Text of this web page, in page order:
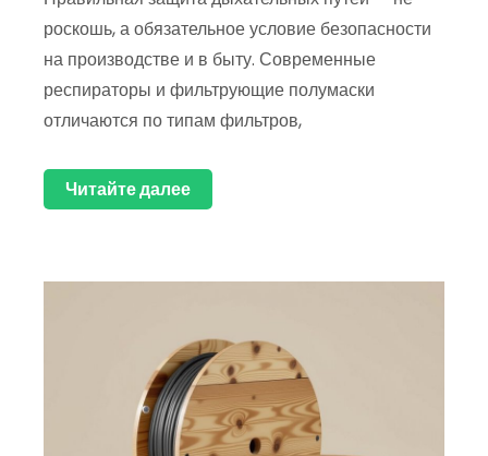
роскошь, а обязательное условие безопасности
на производстве и в быту. Современные
респираторы и фильтрующие полумаски
отличаются по типам фильтров,
Читайте далее